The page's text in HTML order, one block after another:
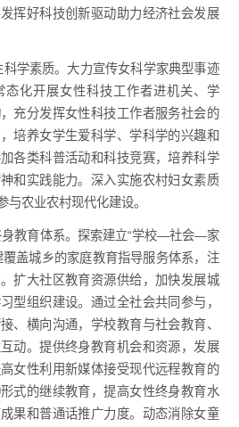
挥好科技创新驱动助力经济社会发展
素质。大力宣传女科学家典型事迹
态化开展女性科技工作者进机关、学
充分发挥女性科技工作者服务社会的
培养女学生爱科学、学科学的兴趣和
各类科普活动和科技竞赛，培养科学
和实践能力。深入实施农村妇女素质
与农业农村现代化建设。
教育体系。探索建立“学校—社会—家
盖城乡的家庭教育指导服务体系，注
扩大社区教育资源供给，加快发展城
型组织建设。通过全社会共同参与，
、横向沟通，学校教育与社会教育、
动。提供终身教育机会和资源，发展
女性利用新媒体接受现代远程教育的
式的继续教育，提高女性终身教育水
果和普通话推广力度。动态消除女童